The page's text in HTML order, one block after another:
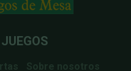
JUEGOS
Sobre nosotros